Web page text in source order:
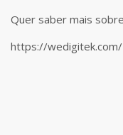
Quer saber mais
https://wedigitek.com/